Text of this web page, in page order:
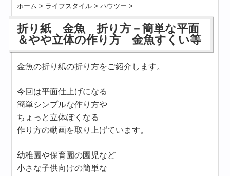
ホーム > ライフスタイル >ハウツー >
折り紙 金魚 折り方－簡単な平面
＆やや立体の作り方 金魚すくい等
金魚の折り紙の折り方をご紹介します。
今回は平面仕上げになる
簡単シンプルな作り方や
ちょっと立体ぽくなる
作り方の動画を取り上げています。
幼稚園や保育園の園児など
小さな子供向けの簡単な